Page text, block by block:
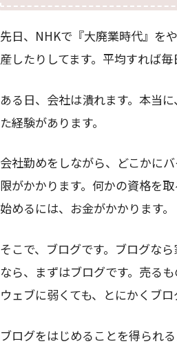
先日、NHKで『大廃業時代』を
産したりしてます。平均すれば
ある日、会社は潰れます。本当
た経験があります。
会社勤めをしながら、どこかに
限がかかります。何かの資格を
始めるには、お金がかかります。
そこで、ブログです。ブログな
なら、まずはブログです。売る
ウェブに弱くても、とにかくブ
ブログをはじめることを得られ